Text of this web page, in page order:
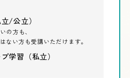
/公立）
の方も、
ない方も受講いただけます。
学習（私立）